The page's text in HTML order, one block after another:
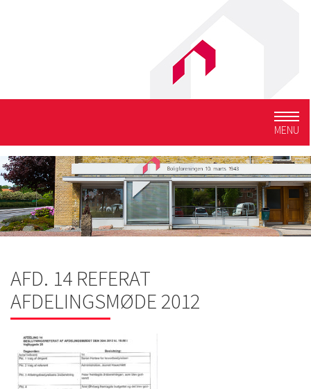
MENU
AFD. 14 REFERAT
AFDELINGSMØDE 2012